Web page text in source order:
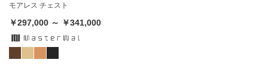
モアレス チェスト
￥297,000 ～ ￥341,000